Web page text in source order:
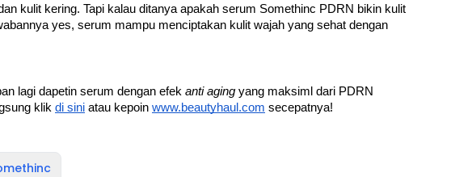
kulit kering. Tapi kalau ditanya apakah serum Somethinc PDRN bikin kulit
yes, serum mampu menciptakan kulit wajah yang sehat dengan
lagi dapetin serum dengan efek anti aging yang maksiml dari PDRN
klik di sini atau kepoin www.beautyhaul.com secepatnya!